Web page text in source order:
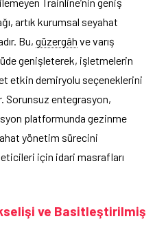
artık kurumsal seyahat
Bu, güzergâh ve varış
genişleterek, işletmelerin
etkin demiryolu seçeneklerini
Sorunsuz entegrasyon,
platformunda gezinme
yönetim sürecini
için idari masrafları
ve Basitleştirilmiş